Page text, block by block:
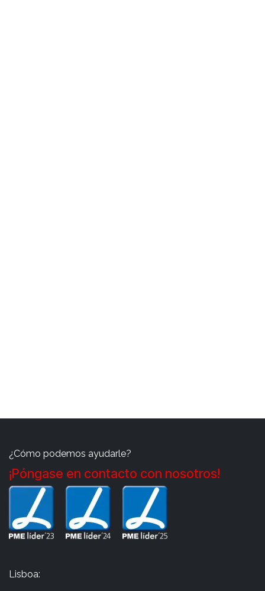
¿Cómo podemos ayudarle?
¡Póngase en contacto con nosotros!
Lisboa: